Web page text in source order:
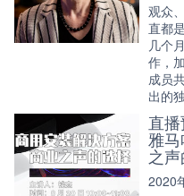
观众
直都
几个
作，
成员
出的
直
雅
之
2020